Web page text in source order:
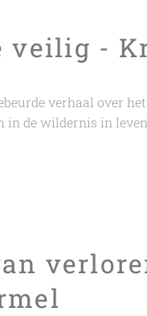
veilig -
verhaal over
in de wildernis in